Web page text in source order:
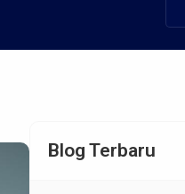
Blog Terbaru